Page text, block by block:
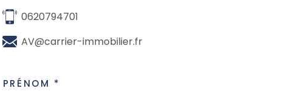
0620794701
AV@carrier-immobilier.fr
PRÉNOM *